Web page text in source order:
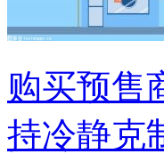
购买预售
持冷静克